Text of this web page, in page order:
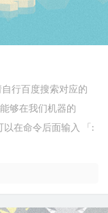
行百度搜索对应的
够在我们机器的
在命令后面输入 「: